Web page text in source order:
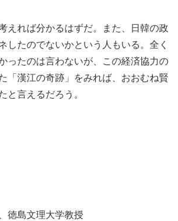
えれば分かるはずだ。また、日韓の政
したのでないかという人もいる。全く
ったのは言わないが、この経済協力の
「漢江の奇跡」をみれば、おおむね賢
と言えるだろう。
徳島文理大学教授